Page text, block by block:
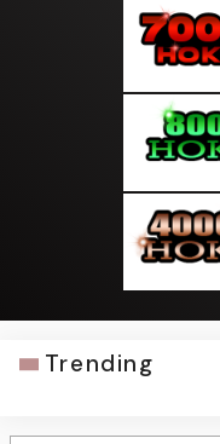
Trending